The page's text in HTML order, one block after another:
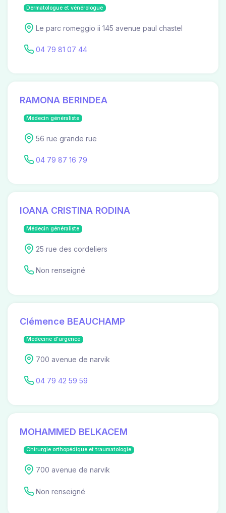
Dermatologue et vénérologue
Le parc romeggio ii 145 avenue paul chastel
04 79 81 07 44
RAMONA BERINDEA
Médecin généraliste
56 rue grande rue
04 79 87 16 79
IOANA CRISTINA RODINA
Médecin généraliste
25 rue des cordeliers
Non renseigné
Clémence BEAUCHAMP
Médecine d'urgence
700 avenue de narvik
04 79 42 59 59
MOHAMMED BELKACEM
Chirurgie orthopédique et traumatologie
700 avenue de narvik
Non renseigné